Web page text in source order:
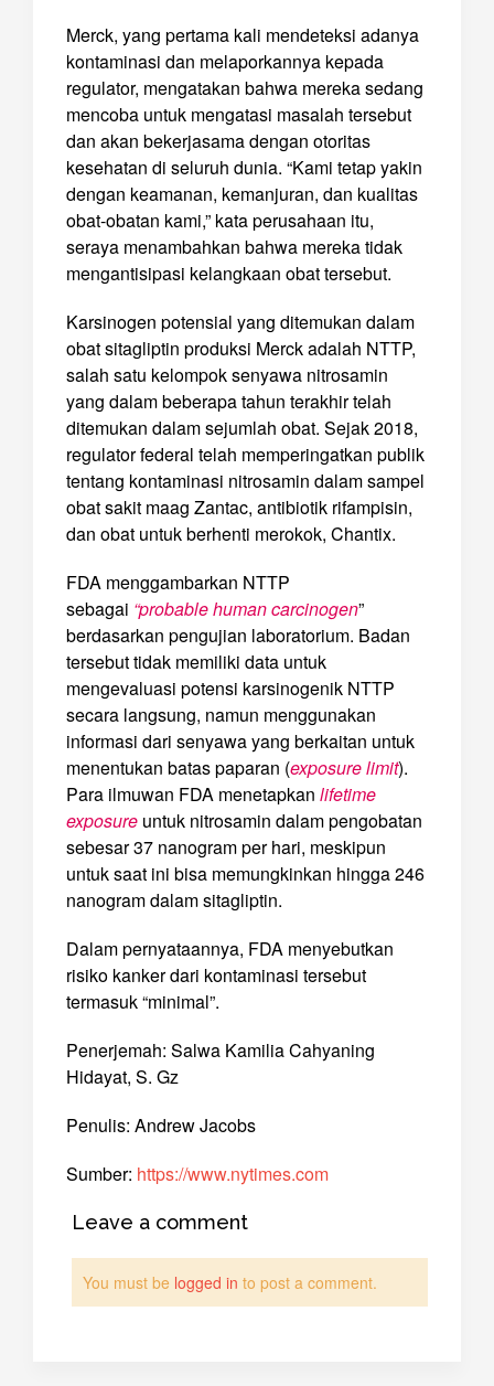
Merck, yang pertama kali mendeteksi adanya
kontaminasi dan melaporkannya kepada
regulator, mengatakan bahwa mereka sedang
mencoba untuk mengatasi masalah tersebut
dan akan bekerjasama dengan otoritas
kesehatan di seluruh dunia. “Kami tetap yakin
dengan keamanan, kemanjuran, dan kualitas
obat-obatan kami,” kata perusahaan itu,
seraya menambahkan bahwa mereka tidak
mengantisipasi kelangkaan obat tersebut.
Karsinogen potensial yang ditemukan dalam
obat sitagliptin produksi Merck adalah NTTP,
salah satu kelompok senyawa nitrosamin
yang dalam beberapa tahun terakhir telah
ditemukan dalam sejumlah obat. Sejak 2018,
regulator federal telah memperingatkan publik
tentang kontaminasi nitrosamin dalam sampel
obat sakit maag Zantac, antibiotik rifampisin,
dan obat untuk berhenti merokok, Chantix.
FDA menggambarkan NTTP
sebagai “probable human carcinogen”
berdasarkan pengujian laboratorium. Badan
tersebut tidak memiliki data untuk
mengevaluasi potensi karsinogenik NTTP
secara langsung, namun menggunakan
informasi dari senyawa yang berkaitan untuk
menentukan batas paparan (exposure limit).
Para ilmuwan FDA menetapkan lifetime
exposure untuk nitrosamin dalam pengobatan
sebesar 37 nanogram per hari, meskipun
untuk saat ini bisa memungkinkan hingga 246
nanogram dalam sitagliptin.
Dalam pernyataannya, FDA menyebutkan
risiko kanker dari kontaminasi tersebut
termasuk “minimal”.
Penerjemah: Salwa Kamilia Cahyaning
Hidayat, S. Gz
Penulis: Andrew Jacobs
Sumber: https://www.nytimes.com
Leave a comment
You must be logged in to post a comment.